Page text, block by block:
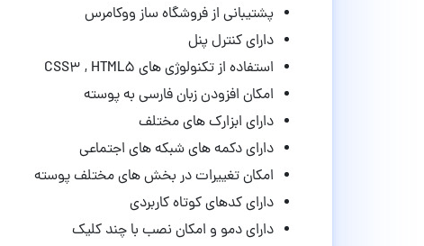
پشتیبانی از فروشگاه ساز ووکامرس
دارای کنترل پنل
استفاده از تکنولوژی های CSS3 , HTML5
امکان افزودن زبان فارسی به پوسته
دارای ابزارک های مختلف
دارای دکمه های شبکه های اجتماعی
امکان تغییرات در بخش های مختلف پوسته
دارای کدهای کوتاه کاربردی
دارای دمو و امکان نصب با چند کلیک